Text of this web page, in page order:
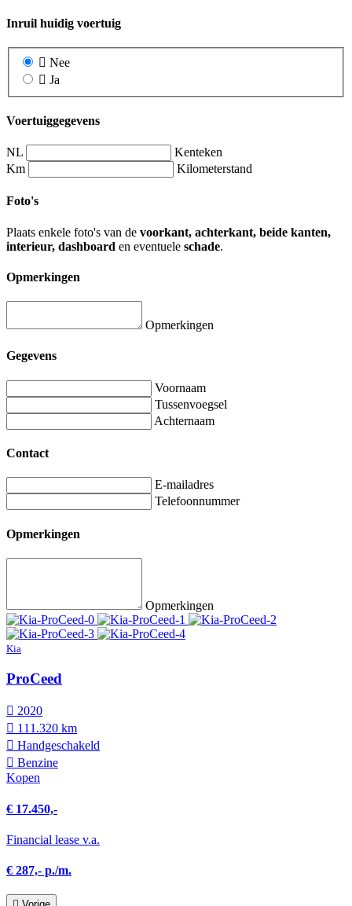
Inruil huidig voertuig
Nee
Ja
Voertuiggegevens
NL
Kenteken
Km
Kilometerstand
Foto's
Plaats enkele foto's van de voorkant, achterkant, beide kanten,
interieur, dashboard en eventuele schade.
Opmerkingen
Opmerkingen
Gegevens
Voornaam
Tussenvoegsel
Achternaam
Contact
E-mailadres
Telefoonnummer
Opmerkingen
Opmerkingen
Kia
ProCeed
2020
111.320 km
Hand­geschakeld
Benzine
Kopen
€ 17.450,-
Financial lease v.a.
€ 287,- p./m.